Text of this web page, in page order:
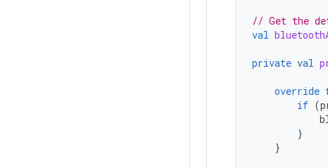
// Get the
val
private val
override
if (
}
}